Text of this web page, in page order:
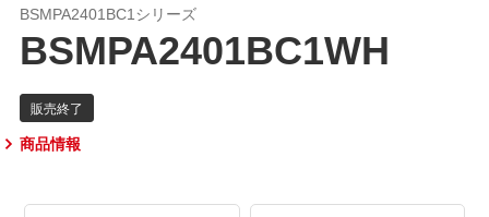
BSMPA2401BC1シリーズ
BSMPA2401BC1WH
商品情報